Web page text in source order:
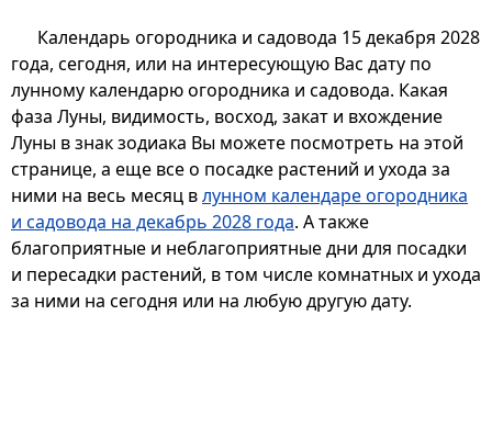
Календарь огородника и садовода 15 декабря 2028
года, сегодня, или на интересующую Вас дату по
лунному календарю огородника и садовода. Какая
фаза Луны, видимость, восход, закат и вхождение
Луны в знак зодиака Вы можете посмотреть на этой
странице, а еще все о посадке растений и ухода за
ними на весь месяц влунном календаре огородника
и садовода на декабрь 2028 года. А также
благоприятные и неблагоприятные дни для посадки
и пересадки растений, в том числе комнатных и ухода
за ними на сегодня или на любую другую дату.